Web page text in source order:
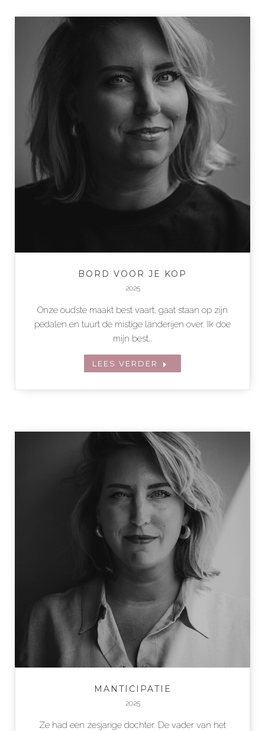
BORD VOOR JE KOP
2025
Onze oudste maakt best vaart, gaat staan op zijn
pedalen en tuurt de mistige landerijen over. Ik doe
mijn best…
LEES VERDER
MANTICIPATIE
2025
Ze had een zesjarige dochter. De vader van het